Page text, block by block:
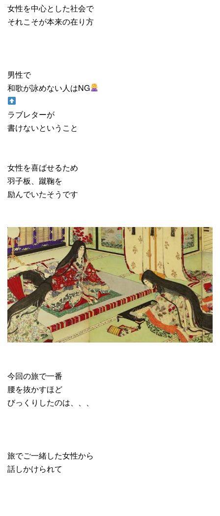
女性を中心とした社会で
それこそが本来の在り方
男性で
和歌が詠めない人はNG
ラブレターが
書けないということ
女性を喜ばせるため
羽子板、蹴鞠を
励んでいたそうです
今回の旅で一番
腰を抜かすほど
びっくりしたのは、、、
旅でご一緒した女性から
話しかけられて